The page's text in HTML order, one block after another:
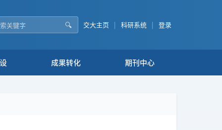
🔍 交大主页 | 科研系统 | 登录
成果转化 期刊中心